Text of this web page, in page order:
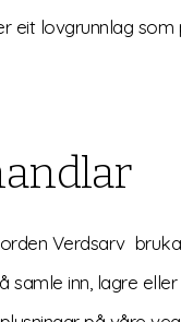
eit lovgrunnlag som
Verdsarv
samle inn, lagre